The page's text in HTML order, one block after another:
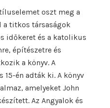
oszt meg a
titkos társaságok
időkeret és a katolikus
építészetre és
a könyv. A
én adták ki. A könyv
amelyeket John
Az Angyalok és